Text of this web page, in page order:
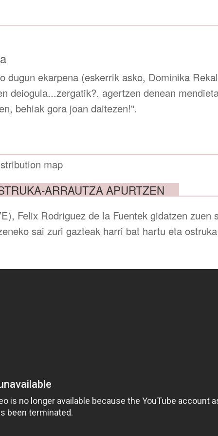
dugun ekarpena (eskerrik asko, Dominika
deiogula...zergatik?, agertzen denean
behiak gora joan daitezen!".
ARRAUTZA APURTZEN
Felix Rodriguez de la Fuentek gidatzen zuen
sai zuri gazteak harri bat hartu eta